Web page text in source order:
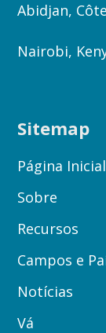
Abidjan,
Nairobi,
Sitemap
Página Inicial
Sobre
Recursos
Campos e
Notícias
Vá